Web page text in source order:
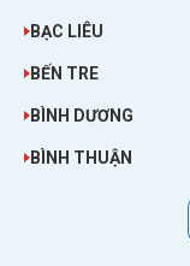
BẠC LIÊU
BẾN TRE
BÌNH DƯƠNG
BÌNH THUẬN